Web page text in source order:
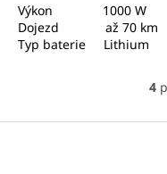
Výkon 1000 W
Dojezd až 70 km
Typ baterie Lithium
4
Z